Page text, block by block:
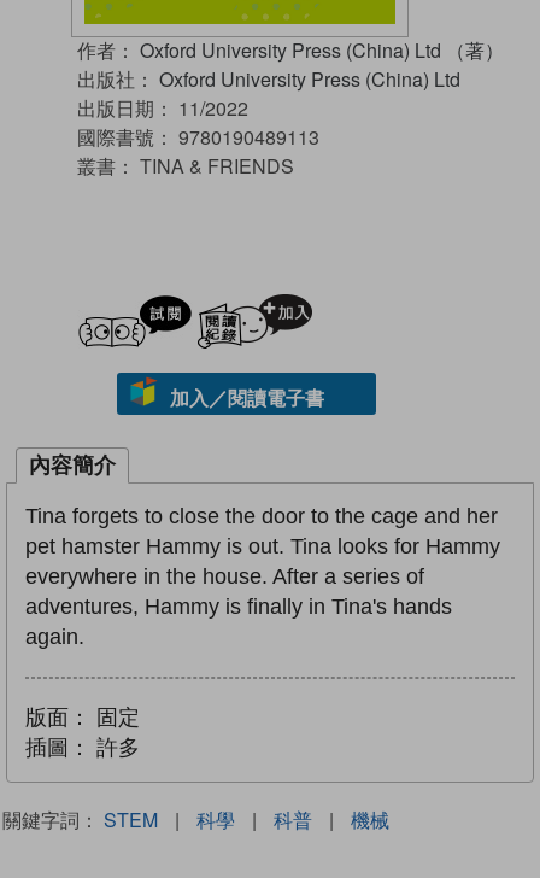
作者： Oxford University Press (China) Ltd （著）
出版社： Oxford University Press (China) Ltd
出版日期： 11/2022
國際書號： 9780190489113
叢書： TINA & FRIENDS
試閲
加入／閱讀電子書
內容簡介
Tina forgets to close the door to the cage and her
pet hamster Hammy is out. Tina looks for Hammy
everywhere in the house. After a series of
adventures, Hammy is finally in Tina's hands
again.
版面：
固定
插圖：
許多
關鍵字詞： STEM | 科學 | 科普 | 機械